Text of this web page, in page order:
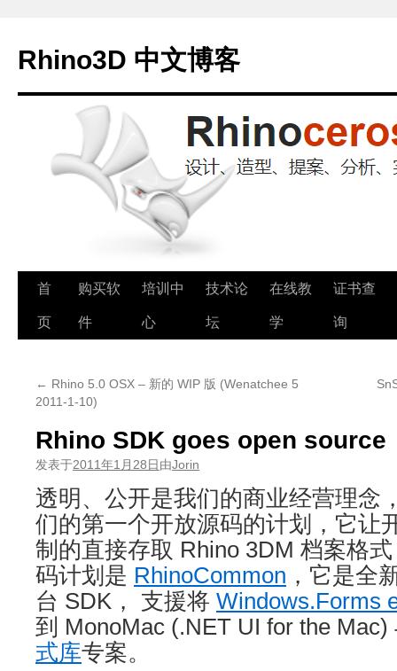
Rhino3D 中文博客
跳
至
首
页
购买软
件
培训中
心
技术论
坛
在线教
学
证书查
询
← Rhino 5.0 OSX – 新的 WIP 版 (Wenatchee 5
2011-1-10)
Rhino SDK goes open source
发表于2011年1月28日由Jorin
透明、公开是我们的商业经营理念
们的第一个开放源码的计划，它让
制的直接存取 Rhino 3DM 档案格
码计划是 RhinoCommon ，它是全
台 SDK， 支援将 Windows.Forms
到 MonoMac (.NET UI for the
式库专案。